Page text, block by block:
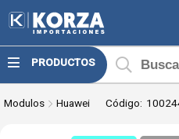
Compartir por email
PRODUCTOS ¿Tienes
Modulos Huawei Código: